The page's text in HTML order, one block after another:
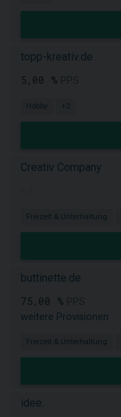
topp-kreativ.de
5,00 %
Hobby +2
Creativ Company
Freizeit & Unterhaltung
buttinette.de
75,00 %
weitere Provisionen
Freizeit & Unterhaltung
idee.